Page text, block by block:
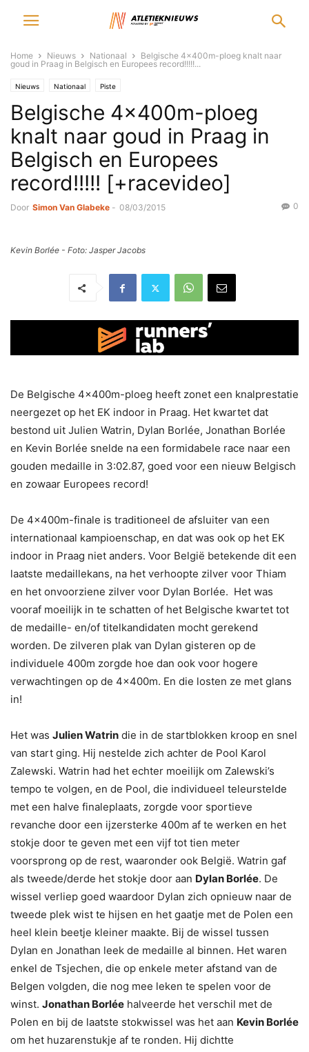
Home Nieuws Nationaal
Belgische 4x400m-ploeg knalt naar
goud in Praag in Belgisch en Europees record!!!!!...
Nieuws Nationaal Piste
Belgische 4x400m-ploeg
knalt naar goud in Praag in
Belgisch en Europees
record!!!!! [+racevideo]
Door Simon Van Glabeke - 08/03/2015 0
Kevin Borlée - Foto: Jasper Jacobs
De Belgische 4x400m-ploeg heeft zonet een knalprestatie
neergezet op het EK indoor in Praag. Het kwartet dat
bestond uit Julien Watrin, Dylan Borlée, Jonathan Borlée
en Kevin Borlée snelde na een formidabele race naar een
gouden medaille in 3:02.87, goed voor een nieuw Belgisch
en zowaar Europees record!
De 4x400m-finale is traditioneel de afsluiter van een
internationaal kampioenschap, en dat was ook op het EK
indoor in Praag niet anders. Voor België betekende dit een
laatste medaillekans, na het verhoopte zilver voor Thiam
en het onvoorziene zilver voor Dylan Borlée. Het was
vooraf moeilijk in te schatten of het Belgische kwartet tot
de medaille- en/of titelkandidaten mocht gerekend
worden. De zilveren plak van Dylan gisteren op de
individuele 400m zorgde hoe dan ook voor hogere
verwachtingen op de 4x400m. En die losten ze met glans
in!
Het was Julien Watrin die in de startblokken kroop en snel
van start ging. Hij nestelde zich achter de Pool Karol
Zalewski. Watrin had het echter moeilijk om Zalewski’s
tempo te volgen, en de Pool, die individueel teleurstelde
met een halve finaleplaats, zorgde voor sportieve
revanche door een ijzersterke 400m af te werken en het
stokje door te geven met een vijf tot tien meter
voorsprong op de rest, waaronder ook België. Watrin gaf
als tweede/derde het stokje door aan Dylan Borlée. De
wissel verliep goed waardoor Dylan zich opnieuw naar de
tweede plek wist te hijsen en het gaatje met de Polen een
heel klein beetje kleiner maakte. Bij de wissel tussen
Dylan en Jonathan leek de medaille al binnen. Het waren
enkel de Tsjechen, die op enkele meter afstand van de
Belgen volgden, die nog mee leken te spelen voor de
winst. Jonathan Borlée halveerde het verschil met de
Polen en bij de laatste stokwissel was het aan Kevin Borlée
om het huzarenstukje af te ronden. Hij dichtte